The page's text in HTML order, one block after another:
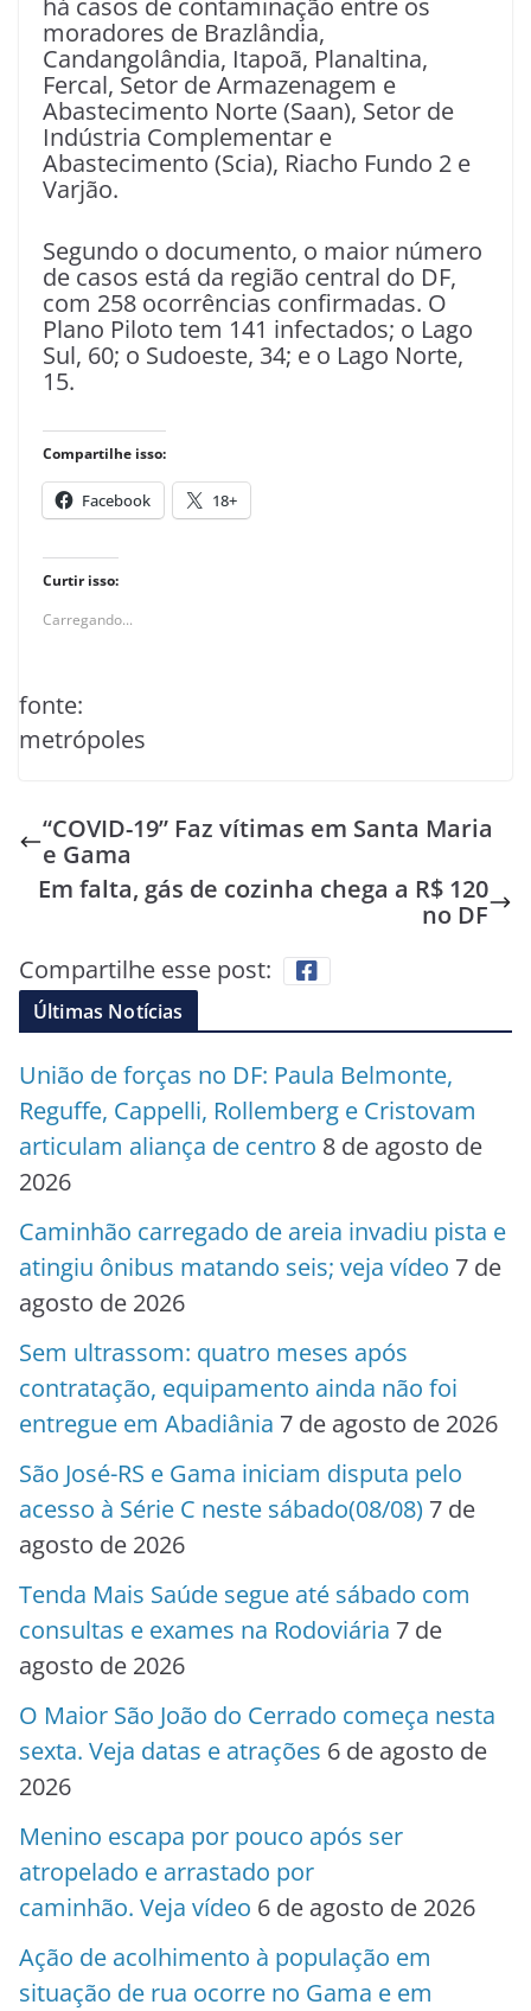
há casos de contaminação entre os
moradores de Brazlândia,
Candangolândia, Itapoã, Planaltina,
Fercal, Setor de Armazenagem e
Abastecimento Norte (Saan), Setor de
Indústria Complementar e
Abastecimento (Scia), Riacho Fundo 2 e
Varjão.
Segundo o documento, o maior número
de casos está da região central do DF,
com 258 ocorrências confirmadas. O
Plano Piloto tem 141 infectados; o Lago
Sul, 60; o Sudoeste, 34; e o Lago Norte,
15.
Compartilhe isso:
Facebook 18+
Curtir isso:
Carregando...
fonte:
metrópoles
“COVID-19” Faz vítimas em Santa Maria
e Gama
Em falta, gás de cozinha chega a R$ 120
no DF
Compartilhe esse post:
Últimas Notícias
União de forças no DF: Paula Belmonte,
Reguffe, Cappelli, Rollemberg e Cristovam
articulam aliança de centro 8 de agosto de
2026
Caminhão carregado de areia invadiu pista e
atingiu ônibus matando seis; veja vídeo 7 de
agosto de 2026
Sem ultrassom: quatro meses após
contratação, equipamento ainda não foi
entregue em Abadiânia 7 de agosto de 2026
São José-RS e Gama iniciam disputa pelo
acesso à Série C neste sábado(08/08) 7 de
agosto de 2026
Tenda Mais Saúde segue até sábado com
consultas e exames na Rodoviária 7 de
agosto de 2026
O Maior São João do Cerrado começa nesta
sexta. Veja datas e atrações 6 de agosto de
2026
Menino escapa por pouco após ser
atropelado e arrastado por
caminhão. Veja vídeo 6 de agosto de 2026
Ação de acolhimento à população em
situação de rua ocorre no Gama e em